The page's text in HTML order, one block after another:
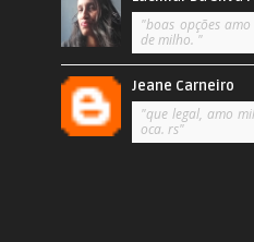
"boas opções
de milho. "
Jeane Carneiro
"que legal, amo
oca. rs"